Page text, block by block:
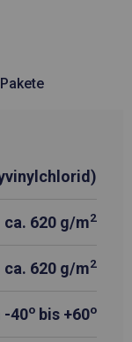
Pakete
ca. 620 g/m2
ca. 620 g/m2
-40o bis +60o